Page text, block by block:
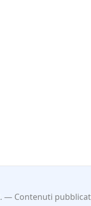
Contenuti